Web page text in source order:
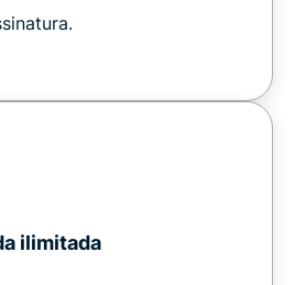
ilimitada